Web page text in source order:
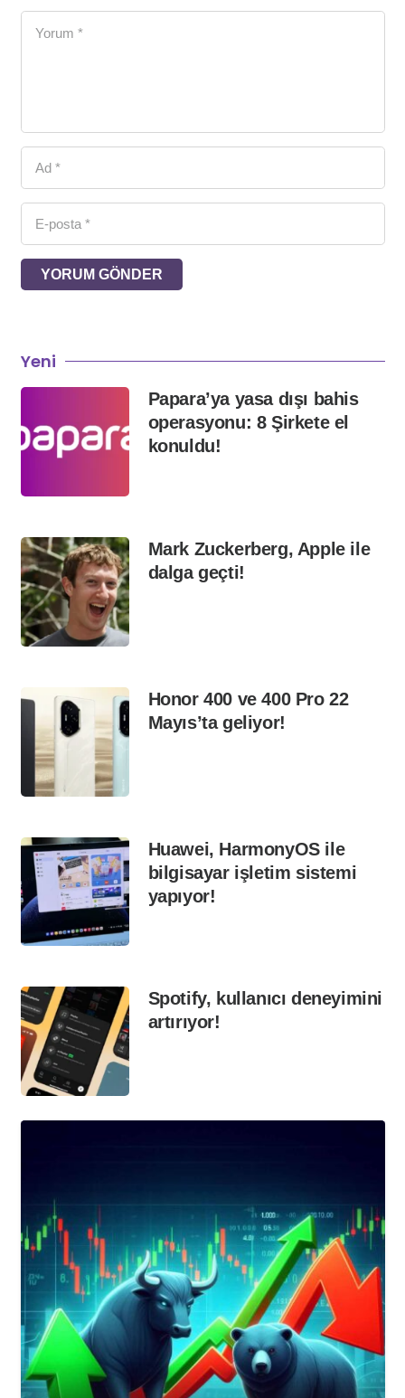
YORUM GÖNDER
Yeni
Papara’ya yasa dışı bahis
operasyonu: 8 Şirkete el
konuldu!
Mark Zuckerberg, Apple ile
dalga geçti!
Honor 400 ve 400 Pro 22
Mayıs’ta geliyor!
Huawei, HarmonyOS ile
bilgisayar işletim sistemi
yapıyor!
Spotify, kullanıcı deneyimini
artırıyor!